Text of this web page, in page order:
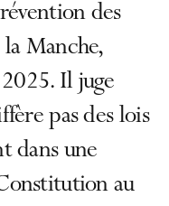
des
Manche,
Il juge
pas des lois
dans une
au